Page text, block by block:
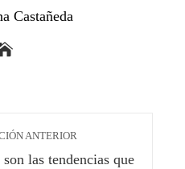
Castañeda
ANTERIOR
son las tendencias que